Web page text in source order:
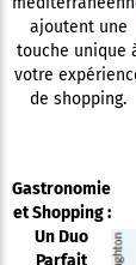
ajoutent une
touche unique
votre
de shopping.
Gastronomie
et Shopping :
Un Duo
Parfait